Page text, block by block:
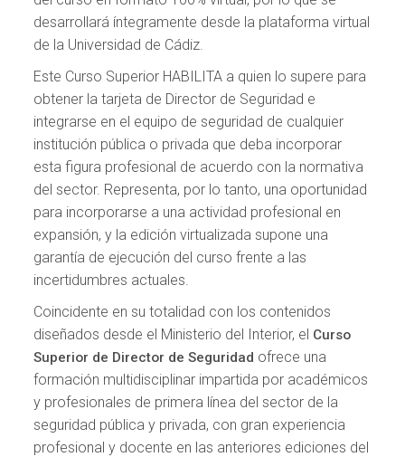
desarrollará íntegramente desde la plataforma virtual
de la Universidad de Cádiz.
Este Curso Superior HABILITA a quien lo supere para
obtener la tarjeta de Director de Seguridad e
integrarse en el equipo de seguridad de cualquier
institución pública o privada que deba incorporar
esta figura profesional de acuerdo con la normativa
del sector. Representa, por lo tanto, una oportunidad
para incorporarse a una actividad profesional en
expansión, y la edición virtualizada supone una
garantía de ejecución del curso frente a las
incertidumbres actuales.
Coincidente en su totalidad con los contenidos
diseñados desde el Ministerio del Interior, el Curso
Superior de Director de Seguridad ofrece una
formación multidisciplinar impartida por académicos
y profesionales de primera línea del sector de la
seguridad pública y privada, con gran experiencia
profesional y docente en las anteriores ediciones del